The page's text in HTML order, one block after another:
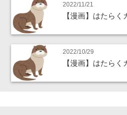
2022/11/21
【漫画】はたらく
2022/10/29
【漫画】はたらく